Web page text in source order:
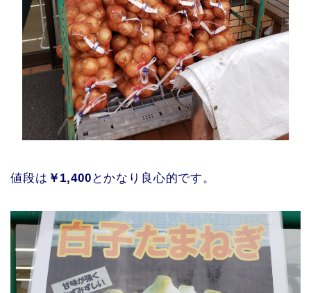
値段は ￥1,400 とかなり良心的です。